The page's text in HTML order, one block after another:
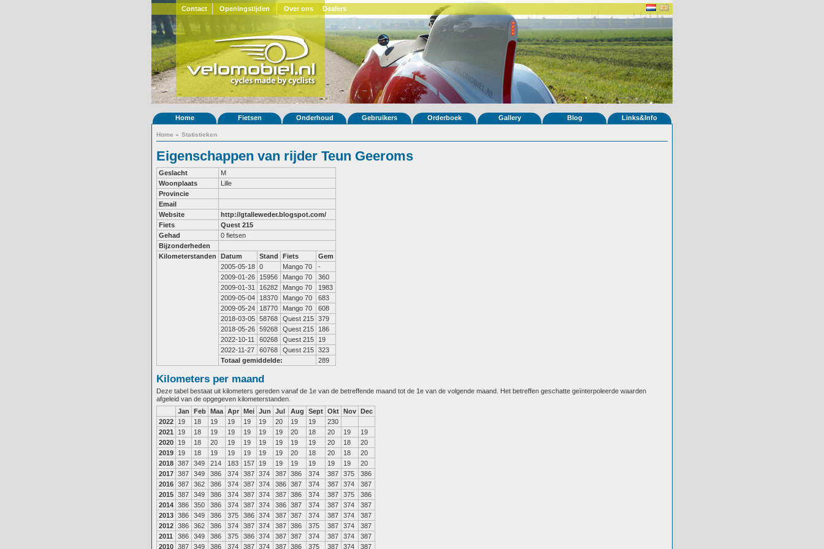
Contact Openingstijden Over ons Dealers
Home Fietsen Onderhoud Gebruikers Orderboek Gallery Blog Links&Info
Home » Statistieken
Eigenschappen van rijder Teun Geeroms
Geslacht
M
Woonplaats
Lille
Provincie
Email
Website
http://gtalleweder.blogspot.com/
Fiets
Quest 215
Gehad
0 fietsen
Bijzonderheden
Kilometerstanden
Datum Stand Fiets
Gem
2005-05-18 0 Mango 70
-
2009-01-26
15956 Mango 70
360
2009-01-31
16282 Mango 70
1983
2009-05-04
18370 Mango 70
683
2009-05-24
18770 Mango 70
608
2018-03-05 58768 Quest 215 379
2018-05-26 59268 Quest 215
186
2022-10-11
60268 Quest 215
19
2022-11-27
60768 Quest 215 323
Totaal gemiddelde:
289
Kilometers per maand
Deze tabel bestaat uit kilometers gereden vanaf de 1e van de betreffende maand tot de 1e van de volgende maand. Het betreffen geschatte geïnterpoleerde waarden
afgeleid van de opgegeven kilometerstanden.
Jan
Feb Maa Apr Mei Jun Jul Aug Sept Okt Nov Dec
2022
19 18 19 19 19 19 20 19 19
230
2021
19 18 19 19 19 19 19 20 18 20 19
19
2020
19 18 20 19 19 19 19 19 19 20 18
20
2019
19 18 19 19 19 19 19 20 18 20 18
20
2018 387 349 214 183 157 19 19 19 19 19 19
20
2017 387 349 386 374 387 374 387 386 374 387 375
386
2016 387 362 386 374 387 374 386 387 374 387 374
387
2015 387 349 386 374 387 374 387 386 374 387 375
386
2014 386 350 386 374 387 374 386 387 374 387 374
387
2013 386 349 386 375 386 374 387 387 374 387 374
387
2012 386 362 386 374 387 374 387 386 375 387 374
387
2011
386 349 386 375 386 374 387 387 374 387 374
387
2010 387 349 386 374 387 374 387 386 375 387 374 387